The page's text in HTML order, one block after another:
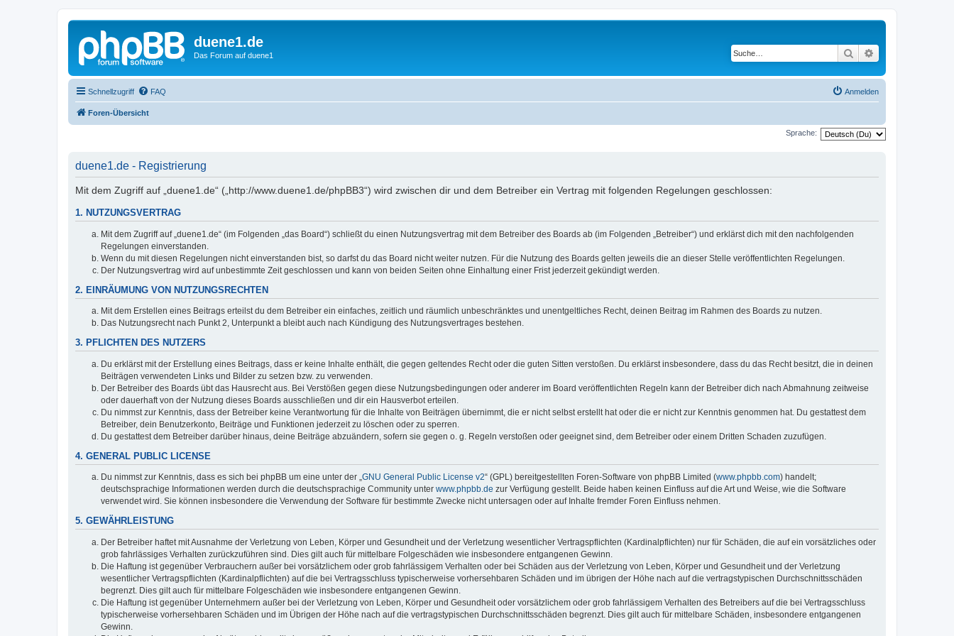
duene1.de
Das Forum auf duene1 Suche
Schnellzugriff FAQ Anmelden
Foren-Übersicht
Sprache:
duene1.de - Registrierung
Mit dem Zugriff auf „duene1.de“ („http://www.duene1.de/phpBB3“) wird zwischen dir und dem Betreiber ein Vertrag mit folgenden Regelungen geschlossen:
1. NUTZUNGSVERTRAG
Mit dem Zugriff auf „duene1.de“ (im Folgenden „das Board“) schließt du einen Nutzungsvertrag mit dem Betreiber des Boards ab (im Folgenden „Betreiber“) und erklärst dich mit den nachfolgenden
Regelungen einverstanden.
Wenn du mit diesen Regelungen nicht einverstanden bist, so darfst du das Board nicht weiter nutzen. Für die Nutzung des Boards gelten jeweils die an dieser Stelle veröffentlichten Regelungen.
Der Nutzungsvertrag wird auf unbestimmte Zeit geschlossen und kann von beiden Seiten ohne Einhaltung einer Frist jederzeit gekündigt werden.
2. EINRÄUMUNG VON NUTZUNGSRECHTEN
Mit dem Erstellen eines Beitrags erteilst du dem Betreiber ein einfaches, zeitlich und räumlich unbeschränktes und unentgeltliches Recht, deinen Beitrag im Rahmen des Boards zu nutzen.
Das Nutzungsrecht nach Punkt 2, Unterpunkt a bleibt auch nach Kündigung des Nutzungsvertrages bestehen.
3. PFLICHTEN DES NUTZERS
Du erklärst mit der Erstellung eines Beitrags, dass er keine Inhalte enthält, die gegen geltendes Recht oder die guten Sitten verstoßen. Du erklärst insbesondere, dass du das Recht besitzt, die in deinen
Beiträgen verwendeten Links und Bilder zu setzen bzw. zu verwenden.
Der Betreiber des Boards übt das Hausrecht aus. Bei Verstößen gegen diese Nutzungsbedingungen oder anderer im Board veröffentlichten Regeln kann der Betreiber dich nach Abmahnung zeitweise
oder dauerhaft von der Nutzung dieses Boards ausschließen und dir ein Hausverbot erteilen.
Du nimmst zur Kenntnis, dass der Betreiber keine Verantwortung für die Inhalte von Beiträgen übernimmt, die er nicht selbst erstellt hat oder die er nicht zur Kenntnis genommen hat. Du gestattest dem
Betreiber, dein Benutzerkonto, Beiträge und Funktionen jederzeit zu löschen oder zu sperren.
Du gestattest dem Betreiber darüber hinaus, deine Beiträge abzuändern, sofern sie gegen o. g. Regeln verstoßen oder geeignet sind, dem Betreiber oder einem Dritten Schaden zuzufügen.
4. GENERAL PUBLIC LICENSE
Du nimmst zur Kenntnis, dass es sich bei phpBB um eine unter der „GNU General Public License v2“ (GPL) bereitgestellten Foren-Software von phpBB Limited (www.phpbb.com) handelt;
deutschsprachige Informationen werden durch die deutschsprachige Community unter www.phpbb.de zur Verfügung gestellt. Beide haben keinen Einfluss auf die Art und Weise, wie die Software
verwendet wird. Sie können insbesondere die Verwendung der Software für bestimmte Zwecke nicht untersagen oder auf Inhalte fremder Foren Einfluss nehmen.
5. GEWÄHRLEISTUNG
Der Betreiber haftet mit Ausnahme der Verletzung von Leben, Körper und Gesundheit und der Verletzung wesentlicher Vertragspflichten (Kardinalpflichten) nur für Schäden, die auf ein vorsätzliches oder
grob fahrlässiges Verhalten zurückzuführen sind. Dies gilt auch für mittelbare Folgeschäden wie insbesondere entgangenen Gewinn.
Die Haftung ist gegenüber Verbrauchern außer bei vorsätzlichem oder grob fahrlässigem Verhalten oder bei Schäden aus der Verletzung von Leben, Körper und Gesundheit und der Verletzung
wesentlicher Vertragspflichten (Kardinalpflichten) auf die bei Vertragsschluss typischerweise vorhersehbaren Schäden und im übrigen der Höhe nach auf die vertragstypischen Durchschnittsschäden
begrenzt. Dies gilt auch für mittelbare Folgeschäden wie insbesondere entgangenen Gewinn.
Die Haftung ist gegenüber Unternehmern außer bei der Verletzung von Leben, Körper und Gesundheit oder vorsätzlichem oder grob fahrlässigem Verhalten des Betreibers auf die bei Vertragsschluss
typischerweise vorhersehbaren Schäden und im Übrigen der Höhe nach auf die vertragstypischen Durchschnittsschäden begrenzt. Dies gilt auch für mittelbare Schäden, insbesondere entgangenen
Gewinn.